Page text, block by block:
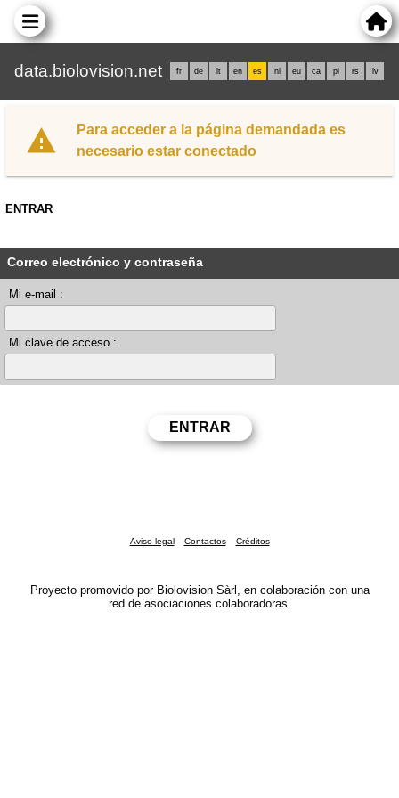
data.biolovision.net fr de it en es nl eu ca pl rs lv
Para acceder a la página demandada es
necesario estar conectado
ENTRAR
Correo electrónico y contraseña
Mi e-mail :
Mi clave de acceso :
Aviso legal Contactos Créditos
Proyecto promovido por Biolovision Sàrl, en colaboración con una
red de asociaciones colaboradoras.